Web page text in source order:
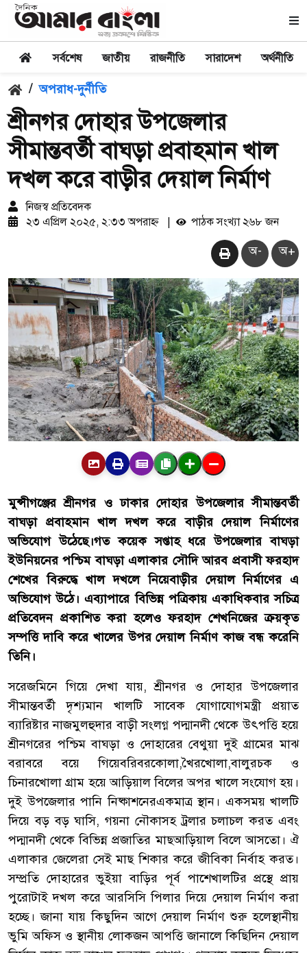
সর্বশেষ জাতীয় রাজনীতি সারাদেশ অর্থনীতি
/ অপরাধ-দুর্নীতি
শ্রীনগর দোহার উপজেলার
সীমান্তবর্তী বাঘড়া প্রবাহমান খাল
দখল করে বাড়ীর দেয়াল নির্মাণ
নিজস্ব প্রতিবেদক
২৩ এপ্রিল ২০২৫, ২:৩৩ অপরাহ্ন
পাঠক সংখ্যা ২৬৮ জন
অ- অ+
মুন্সীগঞ্জের শ্রীনগর ও ঢাকার দোহার উপজেলার সীমান্তবর্তী
বাঘড়া প্রবাহমান খাল দখল করে বাড়ীর দেয়াল নির্মাণের
অভিযোগ উঠেছে।গত কয়েক সপ্তাহ ধরে উপজেলার বাঘড়া
ইউনিয়নের পশ্চিম বাঘড়া এলাকার সৌদি আরব প্রবাসী ফরহাদ
শেখের বিরুদ্ধে খাল দখলে নিয়েবাড়ীর দেয়াল নির্মাণের এ
অভিযোগ উঠে। এব্যাপারে বিভিন্ন পত্রিকায় একাধিকবার সচিত্র
প্রতিবেদন প্রকাশিত করা হলেও ফরহাদ শেখনিজের ক্রয়কৃত
সম্পত্তি দাবি করে খালের উপর দেয়াল নির্মাণ কাজ বন্ধ করেনি
তিনি।
সরেজমিনে গিয়ে দেখা যায়,শ্রীনগর ও দোহার উপজেলার
সীমান্তবর্তী
দৃশ্যমান খালটি সাবেক যোগাযোগমন্ত্রী
প্রয়াত
ব্যারিষ্টার নাজমুলহুদার বাড়ী সংলগ্ন পদ্মানদী থেকে উৎপত্তি হয়ে
শ্রীনগরের পশ্চিম বাঘড়া ও দোহারের বেথুয়া দুই গ্রামের মাঝ
বরাবরে
বয়ে গিয়েবরিবরকোলা,খৈরখোলা,বালুরচক
ও
চিনারখোলা গ্রাম হয়ে আড়িয়াল বিলের অপর খালে সংযোগ হয়।
দুই উপজেলার পানি নিষ্কাশনেরএকমাত্র স্থান। একসময় খালটি
দিয়ে বড় বড় ঘাসি,গয়না নৌকাসহ ট্রলার চলাচল করত এবং
পদ্মানদী থেকে বিভিন্ন প্রজাতির মাছআড়িয়াল বিলে আসতো। ঐ
এলাকার জেলেরা সেই মাছ শিকার করে জীবিকা নির্বাহ করত।
সম্প্রতি দোহারের ভুইয়া বাড়ির পূর্ব পাশেখালটির প্রস্থে প্রায়
পুরোটাই দখল করে আরসিসি পিলার দিয়ে দেয়াল নির্মাণ করা
হচ্ছে। জানা যায় কিছুদিন আগে দেয়াল নির্মাণ শুরু হলেস্থানীয়
ভুমি অফিস ও স্থানীয় লোকজন আপত্তি জানালে কিছিদিন দেয়াল